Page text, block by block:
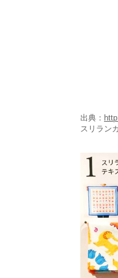
出典：
スリラン